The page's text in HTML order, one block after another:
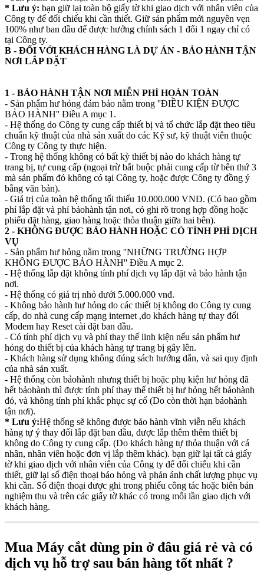
* Lưu ý: bạn giữ lại toàn bộ giấy tờ khi giao dịch với nhân viên của
Công ty để đối chiếu khi cần thiết. Giữ sản phẩm mới nguyên vẹn
100% như ban đầu để được hưởng chính sách 1 đổi 1 ngay chỉ có
tại Công ty.
B - ĐỐI VỚI KHÁCH HÀNG LÀ DỰ ÁN - BẢO HÀNH TẬN
NƠI LẮP ĐẶT
1 - BẢO HÀNH TẬN NƠI MIỄN PHÍ HOÀN TOÀN
- Sản phẩm hư hỏng đảm bảo nằm trong ''ĐIỀU KIỆN ĐƯỢC
BẢO HÀNH'' Điều A mục 1.
- Hệ thống do Công ty cung cấp thiết bị và tổ chức lắp đặt theo tiêu
chuẩn kỹ thuật của nhà sản xuất do các Kỹ sư, kỹ thuật viên thuộc
Công ty Công ty thực hiện.
- Trong hệ thống không có bất kỳ thiết bị nào do khách hàng tự
trang bị, tự cung cấp (ngoại trừ bắt buộc phải cung cấp từ bên thứ 3
mà sản phẩm đó không có tại Công ty, hoặc được Công ty đồng ý
bằng văn bản).
- Giá trị của toàn hệ thống tối thiểu 10.000.000 VNĐ. (Có bao gồm
phí lắp đặt và phí bảohành tận nơi, có ghi rõ trong hợp đồng hoặc
phiếu đặt hàng, giao hàng hoặc thỏa thuận giữa hai bên).
2 - KHÔNG ĐƯỢC BẢO HÀNH HOẶC CÓ TÍNH PHÍ DỊCH
VỤ
- Sản phẩm hư hỏng nằm trong ''NHỮNG TRƯỜNG HỢP
KHÔNG ĐƯỢC BẢO HÀNH'' Điều A mục 2.
- Hệ thống lắp đặt không tính phí dịch vụ lắp đặt và bảo hành tận
nơi.
- Hệ thống có giá trị nhỏ dưới 5.000.000 vnđ.
- Không bảo hành hư hỏng do các thiết bị không do Công ty cung
cấp, do nhà cung cấp mạng internet ,do khách hàng tự thay đổi
Modem hay Reset cài đặt ban đầu.
- Có tính phí dịch vụ và phí thay thế linh kiện nếu sản phẩm hư
hỏng do thiết bị của khách hàng tự trang bị gây lên.
- Khách hàng sử dụng không đúng sách hướng dẫn, và sai quy định
của nhà sản xuất.
- Hệ thống còn bảohành nhưng thiết bị hoặc phụ kiện hư hỏng đã
hết bảohành thì được tính phí thay thế thiết bị hư hỏng hết bảohành
đó, và không tính phí khắc phục sự cố (Do còn thời hạn bảohành
tận nơi).
* Lưu ý:Hệ thống sẽ không được bảo hành vĩnh viễn nếu khách
hàng tự ý thay đổi lắp đặt ban đầu, được lắp thêm thêm thiết bị
không do Công ty cung cấp. (Do khách hàng tự thỏa thuận với cá
nhân, nhân viên hoặc đơn vị lắp thêm khác). bạn giữ lại tất cả giấy
tờ khi giao dịch với nhân viên của Công ty để đối chiếu khi cần
thiết, giữ lại số điện thoại báo hỏng và phản ánh chất lượng phục vụ
khi cần. Số điện thoại được ghi trong phiếu công tác hoặc biên bản
nghiệm thu và trên các giấy tờ khác có trong mỗi lần giao dịch với
khách hàng.
Mua Máy cắt dùng pin ở đâu giá rẻ và có
dịch vụ hỗ trợ sau bán hàng tốt nhất ?